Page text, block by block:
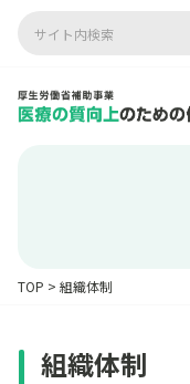
TOP >組織体制
組織体制